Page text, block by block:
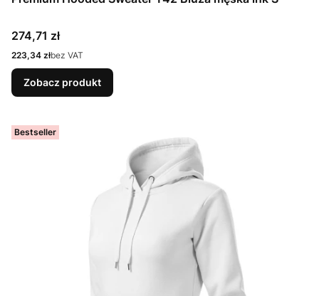
Cena
274,71 zł
Cena
223,34 złbez VAT
Zobacz produkt
Bestseller